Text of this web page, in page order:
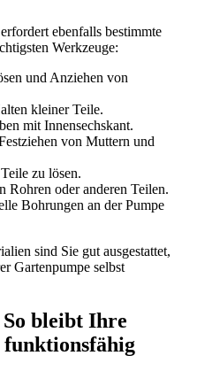
ebenfalls bestimmte
Werkzeuge:
und Anziehen von
kleiner Teile.
mit Innensechskant.
von Muttern und
zu lösen.
Rohren oder anderen Teilen.
Bohrungen an der Pumpe
sind Sie gut ausgestattet,
Gartenpumpe selbst
bleibt Ihre